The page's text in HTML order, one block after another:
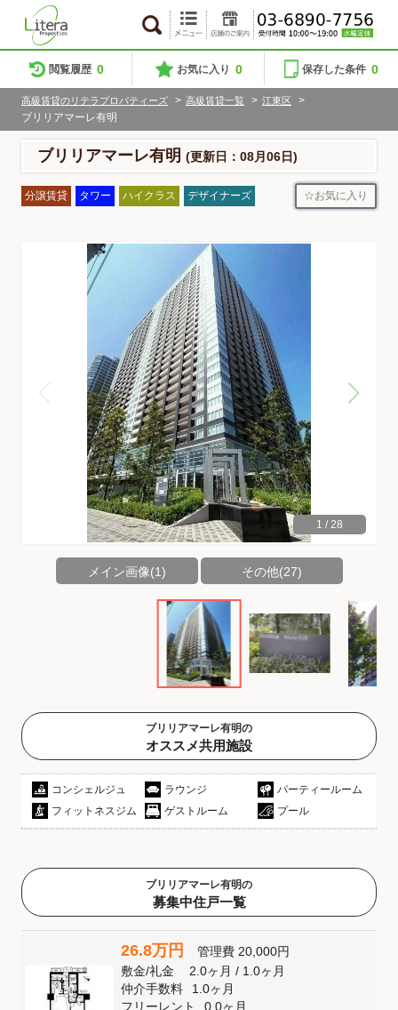
閲覧履歴 0 お気に入り 0 保存した条件 0
高級賃貸のリテラプロパティーズ > 高級賃貸一覧 > 江東区
>
ブリリアマーレ有明
ブリリアマーレ有明 (更新日：08月06日)
分譲賃貸 タワー ハイクラス デザイナーズ お気に入り
1 / 28
メイン画像(1) その他(27)
ブリリアマーレ有明の
オススメ共用施設
コンシェルジュ ラウンジ
パーティールーム
フィットネスジム
ゲストルーム プール
ブリリアマーレ有明の
募集中住戸一覧
26.8万円 管理費 20,000円
敷金/礼金 2.0ヶ月/ 1.0ヶ月
仲介手数料
1.0ヶ月
フリーレント
0.0ヶ月